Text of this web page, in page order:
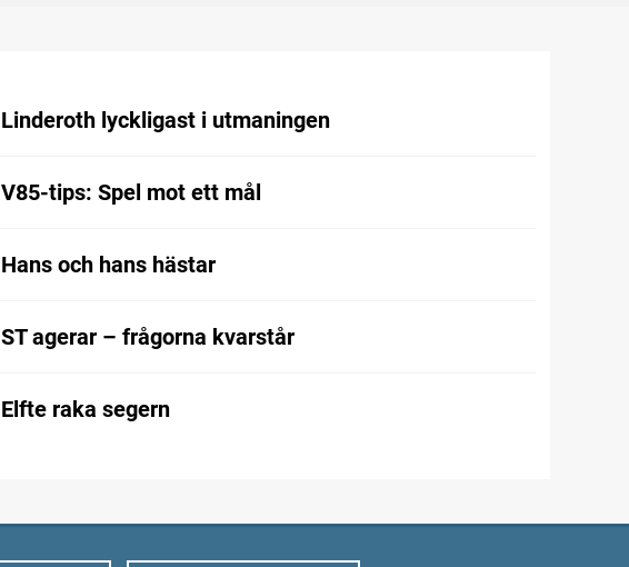
Linderoth lyckligast i utmaningen
V85-tips: Spel mot ett mål
Hans och hans hästar
ST agerar – frågorna kvarstår
Elfte raka segern